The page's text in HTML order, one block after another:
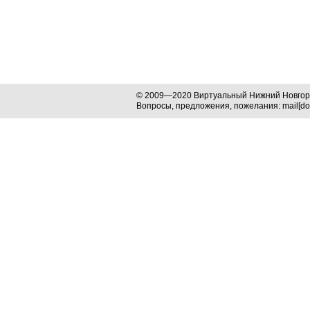
© 2009—2020 Виртуальный Нижний
Вопросы, предложения, пожелания: